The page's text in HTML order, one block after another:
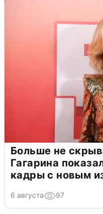
Больше не
Гагарина
кадры с новым
6 августа 97